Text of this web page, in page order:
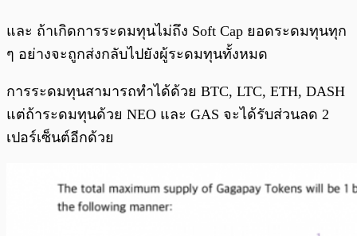
และ ถ้าเกิดการระดมทุนไม่ถึง Soft Cap ยอดระดมทุนทุก
ๆ อย่างจะถูกส่งกลับไปยังผู้ระดมทุนทั้งหมด
การระดมทุนสามารถทำได้ด้วย BTC, LTC, ETH, DASH
แต่ถ้าระดมทุนด้วย NEO และ GAS จะได้รับส่วนลด 2
เปอร์เซ็นต์อีกด้วย